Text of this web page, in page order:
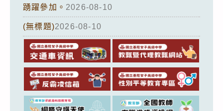
踴躍參加。 2026-08-10
(無標題)2026-08-10